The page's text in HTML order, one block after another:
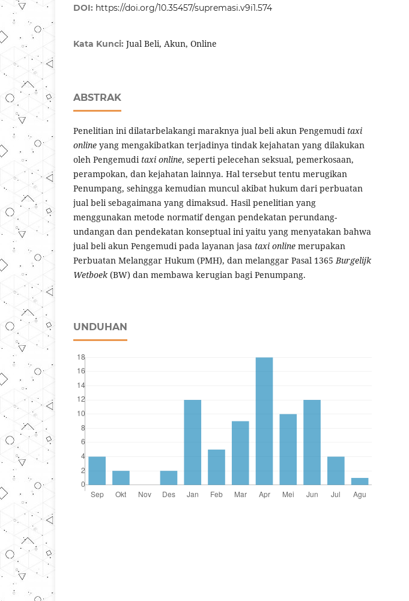
DOI: https://doi.org/10.35457/supremasi.v9i1.574
Kata Kunci: Jual Beli, Akun, Online
ABSTRAK
Penelitian ini dilatarbelakangi maraknya jual beli akun Pengemudi taxi
online yang mengakibatkan terjadinya tindak kejahatan yang dilakukan
oleh Pengemudi taxi online, seperti pelecehan seksual, pemerkosaan,
perampokan, dan kejahatan lainnya. Hal tersebut tentu merugikan
Penumpang, sehingga kemudian muncul akibat hukum dari perbuatan
jual beli sebagaimana yang dimaksud. Hasil penelitian yang
menggunakan metode normatif dengan pendekatan perundang-
undangan dan pendekatan konseptual ini yaitu yang menyatakan bahwa
jual beli akun Pengemudi pada layanan jasa taxi online merupakan
Perbuatan Melanggar Hukum (PMH), dan melanggar Pasal 1365Burgelijk
Wetboek(BW) dan membawa kerugian bagi Penumpang.
UNDUHAN